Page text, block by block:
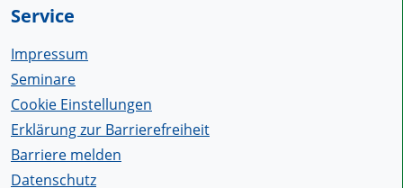
Service
Impressum
Seminare
Cookie Einstellungen
Erklärung zur Barrierefreiheit
Barriere melden
Datenschutz